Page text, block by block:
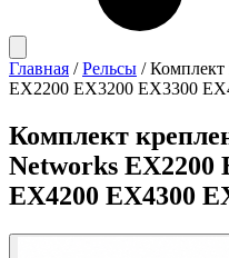
Главная / Рельсы / Комплект
EX2200 EX3200 EX3300
Комплект
Networks EX2200
EX4200 EX4300